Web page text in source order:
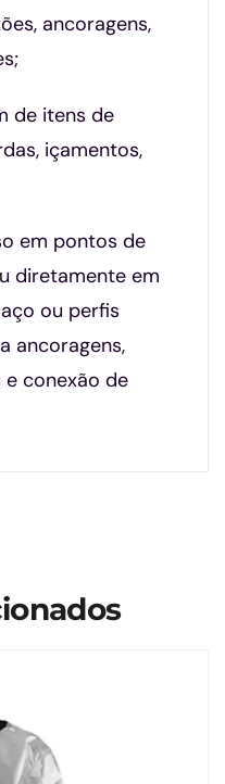
ancoragens,
de itens de
içamentos,
em pontos de
diretamente em
ou perfis
ancoragens,
e conexão de